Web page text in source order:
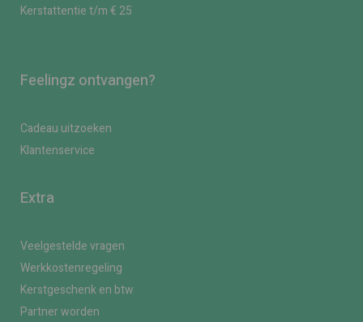
Kerstattentie t/m € 25
Feelingz ontvangen?
Cadeau uitzoeken
Klantenservice
Extra
Veelgestelde vragen
Werkkostenregeling
Kerstgeschenk en btw
Partner worden